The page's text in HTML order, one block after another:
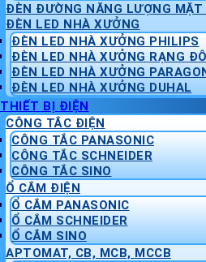
ĐÈN ĐƯỜNG NĂNG LƯỢNG MẶT
ĐÈN LED NHÀ XƯỞNG
ĐÈN LED NHÀ XƯỞNG PHILIPS
ĐÈN LED NHÀ XƯỞNG RẠNG
ĐÈN LED NHÀ XƯỞNG
ĐÈN LED NHÀ XƯỞNG DUHAL
THIẾT BỊ ĐIỆN
CÔNG TẮC ĐIỆN
CÔNG TẮC PANASONIC
CÔNG TẮC SCHNEIDER
CÔNG TẮC SINO
Ổ CẮM ĐIỆN
Ổ CẮM PANASONIC
Ổ CẮM SCHNEIDER
Ổ CẮM SINO
APTOMAT, CB, MCB, MCCB